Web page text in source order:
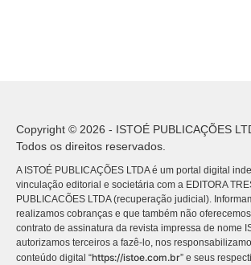
Copyright © 2026 - ISTOÉ PUBLICAÇÕES
Todos os direitos reservados.
A ISTOÉ PUBLICAÇÕES LTDA é um portal digital
vinculação editorial e societária com a EDITORA
PUBLICACÕES LTDA (recuperação judicial).
realizamos cobranças e que também não
contrato de assinatura da revista impressa de nome
autorizamos terceiros a fazê-lo, nos
conteúdo digital “https://istoe.com.br” e seus